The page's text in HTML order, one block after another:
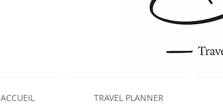
ACCUEIL TRAVEL PLANNER